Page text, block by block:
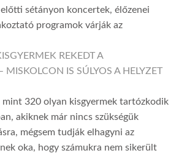
sétányon koncertek, élőzenei
programok várják az
REKEDT A
IS SÚLYOS A HELYZET
mint 320 olyan kisgyermek tartózkodik
akiknek már nincs szükségük
mégsem tudják elhagyni az
oka, hogy számukra nem sikerült